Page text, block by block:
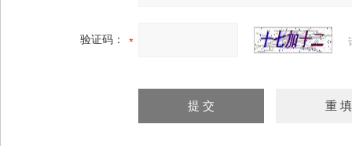
验证码：